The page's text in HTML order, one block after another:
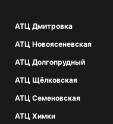
АТЦ Дмитровка
АТЦ Новоясеневская
АТЦ Долгопрудный
АТЦ Щёлковская
АТЦ Семеновская
АТЦ Химки